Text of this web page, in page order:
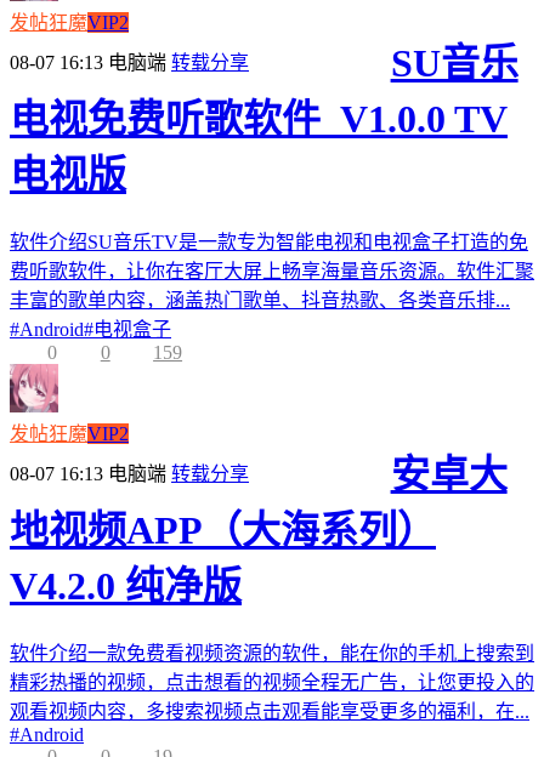
发帖狂魔VIP2
08-07 16:13 电脑端 转载分享
SU音乐
电视免费听歌软件_V1.0.0 TV
电视版
软件介绍SU音乐TV是一款专为智能电视和电视盒子打造的免
费听歌软件，让你在客厅大屏上畅享海量音乐资源。软件汇聚
丰富的歌单内容，涵盖热门歌单、抖音热歌、各类音乐排...
#Android#电视盒子
0
0 159
发帖狂魔VIP2
08-07 16:13 电脑端 转载分享
安卓大
地视频APP（大海系列）
V4.2.0 纯净版
软件介绍一款免费看视频资源的软件，能在你的手机上搜索到
精彩热播的视频，点击想看的视频全程无广告，让您更投入的
观看视频内容，多搜索视频点击观看能享受更多的福利，在...
#Android